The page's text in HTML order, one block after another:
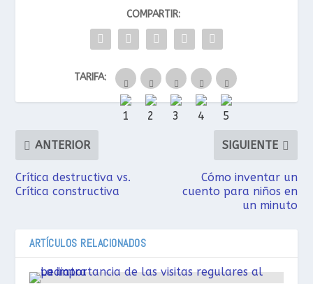
COMPARTIR:
TARIFA:
ANTERIOR
Crítica destructiva vs.
Crítica constructiva
SIGUIENTE
Cómo inventar un
cuento para niños en
un minuto
ARTÍCULOS RELACIONADOS